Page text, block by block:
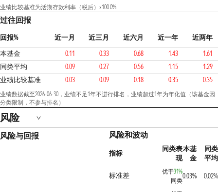
业绩比较基准为活期存款利率（税后）x100.0%
过往回报
回报% 近一月 近三月 近六月 近一年
近两年
本基金
0.11 0.33 0.68 1.43
1.61
同类平均
0.09 0.27 0.56 1.15
1.29
业绩比较基准
0.03 0.09 0.18 0.35 0.35
业绩数据截至2026-06-30，业绩不足1年不进行排名，业绩超过1年为年化值（该基金因
分类限制，不参与排名）
风险
风险与回报 风险和波动
指标
同类表
现
本基
金
同类
平均
标准差
优于31%
同类
0.03% 0.02%